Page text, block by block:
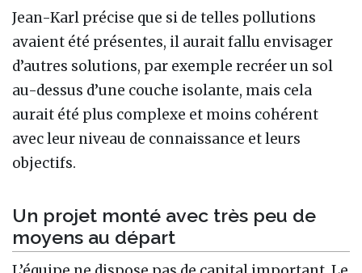
Jean-Karl précise que si de telles pollutions
avaient été présentes, il aurait fallu envisager
d’autres solutions, par exemple recréer un sol
au-dessus d’une couche isolante, mais cela
aurait été plus complexe et moins cohérent
avec leur niveau de connaissance et leurs
objectifs.
Un projet monté avec très peu de
moyens au départ